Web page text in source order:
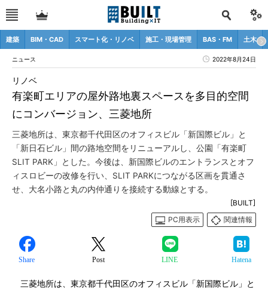
建築 BIM・CAD スマート化・リノベ 施工・現場管理 BAS・FM 土木
ニュース 2022年8月24日
有楽町エリアの屋外路地裏スペースを多目的空間
にコンバージョン、三菱地所
リノベ
三菱地所は、東京都千代田区のオフィスビル「新国際ビル」と
「新日石ビル」間の路地空間をリニューアルし、公園「有楽町
SLIT PARK」とした。今後は、新国際ビルのエントランスとオフ
ィスロビーの改修を行い、SLIT PARKにつながる区画を貫通さ
せ、大名小路と丸の内仲通りを接続する動線とする。
[BUILT]
PC用表示
関連情報
Share Post LINE Hatena
三菱地所は、東京都千代田区のオフィスビル「新国際ビル」と